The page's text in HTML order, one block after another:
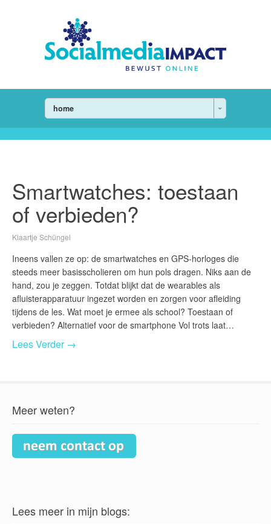
home
Smartwatches: toestaan
of verbieden?
Klaartje Schüngel
Ineens vallen ze op: de smartwatches en GPS-horloges die
steeds meer basisscholieren om hun pols dragen. Niks aan de
hand, zou je zeggen. Totdat blijkt dat de wearables als
afluisterapparatuur ingezet worden en zorgen voor afleiding
tijdens de les. Wat moet je ermee als school? Toestaan of
verbieden? Alternatief voor de smartphone Vol trots laat…
Lees Verder →
Meer weten?
Lees meer in mijn blogs: